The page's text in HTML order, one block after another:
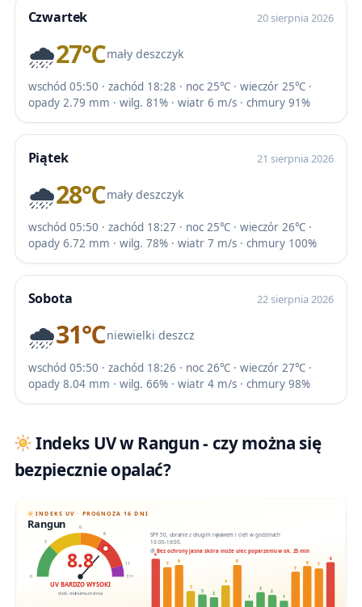
Czwartek 20 sierpnia 2026
🌧️27℃mały deszczyk
wschód 05:50 · zachód 18:28 · noc 25℃ · wieczór 25℃ ·
opady 2.79 mm · wilg. 81% · wiatr 6 m/s · chmury 91%
Piątek 21 sierpnia 2026
🌧️28℃mały deszczyk
wschód 05:50 · zachód 18:27 · noc 25℃ · wieczór 26℃ ·
opady 6.72 mm · wilg. 78% · wiatr 7 m/s · chmury 100%
Sobota 22 sierpnia 2026
🌧️31℃niewielki deszcz
wschód 05:50 · zachód 18:26 · noc 26℃ · wieczór 27℃ ·
opady 8.04 mm · wilg. 66% · wiatr 4 m/s · chmury 98%
Indeks UV w Rangun - czy można się
bezpiecznie opalać?
INDEKS UV · PROGNOZA 16 DNI
Rangun
0
3
6
8
11
11+
8.8
UV BARDZO WYSOKI
dziś, maksimum dnia
SPF 50, ubranie z długim rękawem i cień w godzinach
10:00-16:00.
Bez ochrony jasna skóra może ulec poparzeniu w ok. 25 min
9
7 8
3
3
2
4
8
1
3
2
1
7
8 7
8